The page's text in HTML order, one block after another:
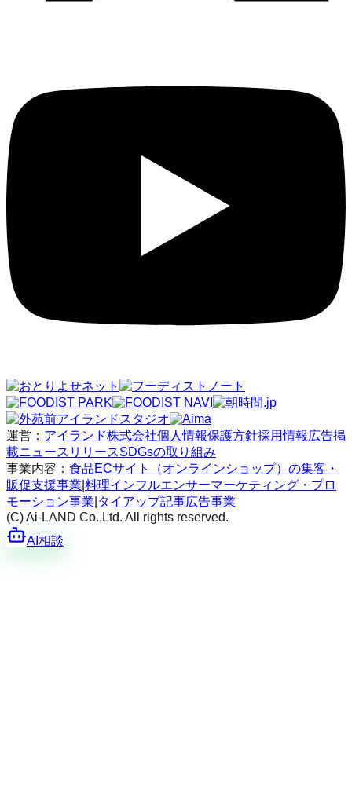
運営： アイランド株式会社個人情報保護方針採用情報 広告掲
載ニュースリリースSDGsの取り組み
事業内容： 食品ECサイト（オンラインショップ）の集客・
販促支援事業 料理インフルエンサーマーケティング・プロ
モーション事業 タイアップ記事広告事業
(C) Ai-LAND Co.,Ltd. All rights reserved.
AI相談